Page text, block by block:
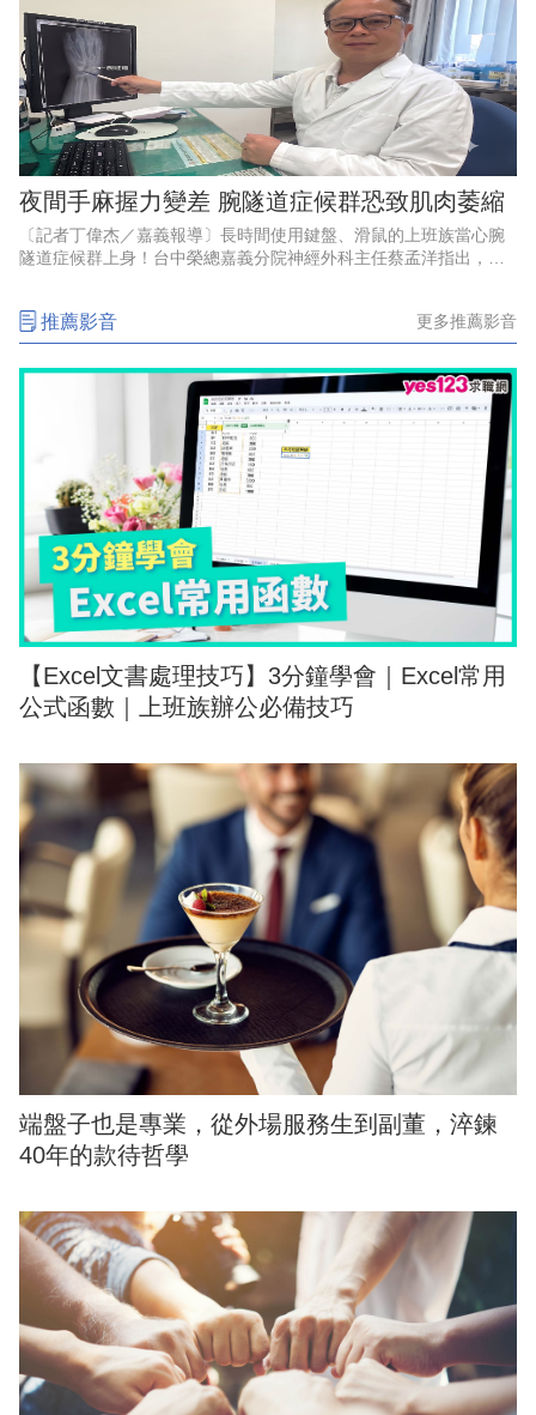
夜間手麻握力變差 腕隧道症候群恐致肌肉萎縮
〔記者丁偉杰／嘉義報導〕長時間使用鍵盤、滑鼠的上班族當心腕
隧道症候群上身！台中榮總嘉義分院神經外科主任蔡孟洋指出，腕
推薦影音 更多推薦影音
【Excel文書處理技巧】3分鐘學會｜Excel常用
公式函數｜上班族辦公必備技巧
端盤子也是專業，從外場服務生到副董，淬鍊
40年的款待哲學